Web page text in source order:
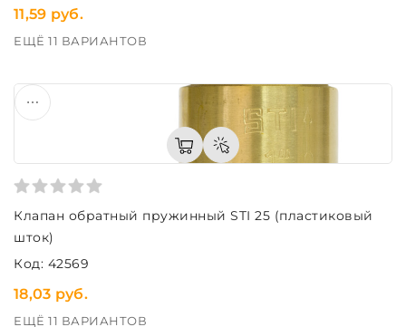
11,59 руб.
ЕЩЁ 11 ВАРИАНТОВ
Клапан обратный пружинный STI 25 (пластиковый
шток)
Код: 42569
18,03 руб.
ЕЩЁ 11 ВАРИАНТОВ